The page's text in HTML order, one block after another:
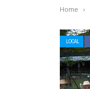
Home ›
LOCAL